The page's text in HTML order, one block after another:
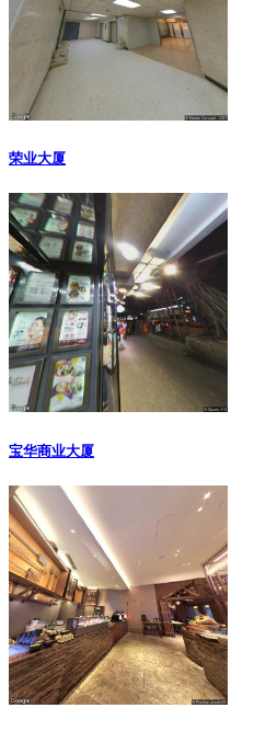
荣业大厦
宝华商业大厦